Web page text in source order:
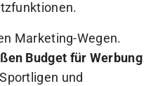
Marketing-Wegen.
Budget für Werbung
und